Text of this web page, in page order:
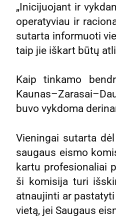
„Inicijuojant ir
operatyviau ir
sutarta informuoti
taip jie iškart būtų
Kaip tinkamo
buvo vykdoma
Vieningai sutarta
saugaus eismo
kartu profesionaliai
ši komisija turi
atnaujinti ar
vietą, jei Saugaus